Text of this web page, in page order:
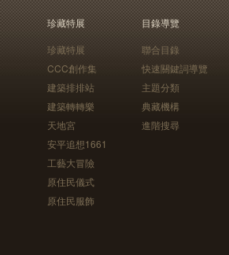
珍藏特展
珍藏特展
CCC創作集
建築排排站
建築轉轉樂
天地宮
安平追想1661
工藝大冒險
原住民儀式
原住民服飾
目錄導覽
聯合目錄
快速關鍵詞導覽
主題分類
典藏機構
進階搜尋